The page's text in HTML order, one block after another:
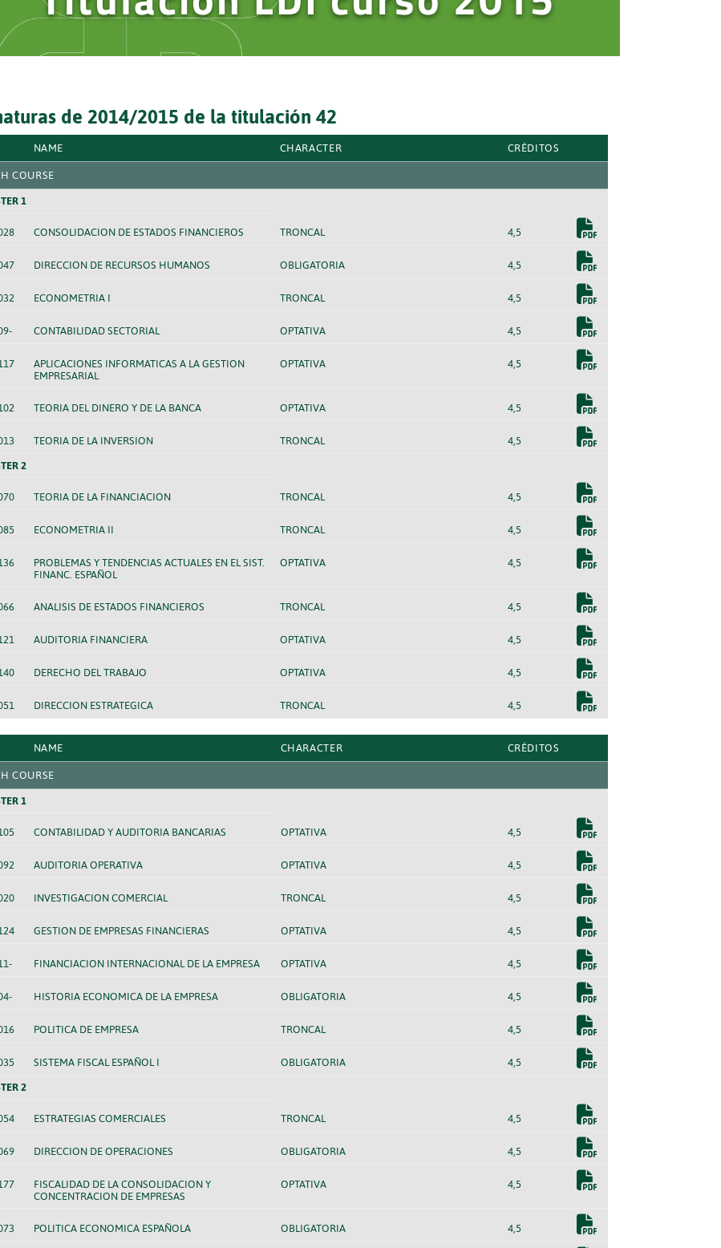
de 2014/2015 de la titulación 42
NAME CHARACTER CRÉDITOS
COURSE
1
CONSOLIDACION DE ESTADOS FINANCIEROS TRONCAL 4,5
DIRECCION DE RECURSOS HUMANOS OBLIGATORIA 4,5
ECONOMETRIA I TRONCAL 4,5
CONTABILIDAD SECTORIAL OPTATIVA 4,5
APLICACIONES INFORMATICAS A LA GESTION
EMPRESARIAL
OPTATIVA 4,5
TEORIA DEL DINERO Y DE LA BANCA OPTATIVA 4,5
TEORIA DE LA INVERSION TRONCAL 4,5
2
TEORIA DE LA FINANCIACION TRONCAL 4,5
ECONOMETRIA II TRONCAL 4,5
PROBLEMAS Y TENDENCIAS ACTUALES EN EL SIST.
FINANC. ESPAÑOL
OPTATIVA 4,5
ANALISIS DE ESTADOS FINANCIEROS TRONCAL 4,5
AUDITORIA FINANCIERA OPTATIVA 4,5
DERECHO DEL TRABAJO OPTATIVA 4,5
DIRECCION ESTRATEGICA TRONCAL 4,5
NAME CHARACTER CRÉDITOS
COURSE
1
CONTABILIDAD Y AUDITORIA BANCARIAS OPTATIVA 4,5
AUDITORIA OPERATIVA OPTATIVA 4,5
INVESTIGACION COMERCIAL TRONCAL 4,5
GESTION DE EMPRESAS FINANCIERAS OPTATIVA 4,5
FINANCIACION INTERNACIONAL DE LA EMPRESA OPTATIVA 4,5
HISTORIA ECONOMICA DE LA EMPRESA OBLIGATORIA 4,5
POLITICA DE EMPRESA TRONCAL 4,5
SISTEMA FISCAL ESPAÑOL I OBLIGATORIA 4,5
2
ESTRATEGIAS COMERCIALES TRONCAL 4,5
DIRECCION DE OPERACIONES OBLIGATORIA 4,5
FISCALIDAD DE LA CONSOLIDACION Y
CONCENTRACION DE EMPRESAS
OPTATIVA 4,5
POLITICA ECONOMICA ESPAÑOLA OBLIGATORIA 4,5